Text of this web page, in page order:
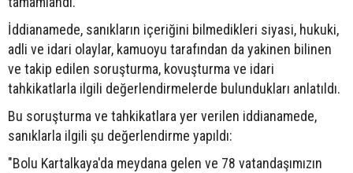
İddianamede, sanıkların içeriğini bilmedikleri siyasi, hukuki,
adli ve idari olaylar, kamuoyu tarafından da yakinen bilinen
ve takip edilen soruşturma, kovuşturma ve idari
tahkikatlarla ilgili değerlendirmelerde bulundukları anlatıldı.
Bu soruşturma ve tahkikatlara yer verilen iddianamede,
sanıklarla ilgili şu değerlendirme yapıldı:
"Bolu Kartalkaya'da meydana gelen ve 78 vatandaşımızın